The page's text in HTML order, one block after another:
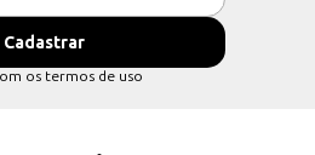
os termos de uso